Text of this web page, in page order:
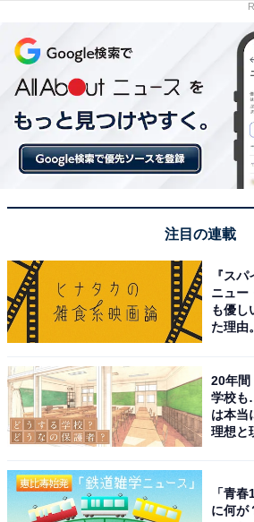
とろとろの泉質で肌がすべすべ
佐賀牛のしゃぶしゃぶや名物の温
が美味しい
注目の連載
『ス
ニュー
も優し
た理由
20年間
学校も
は本当
理想と
「青
に何が